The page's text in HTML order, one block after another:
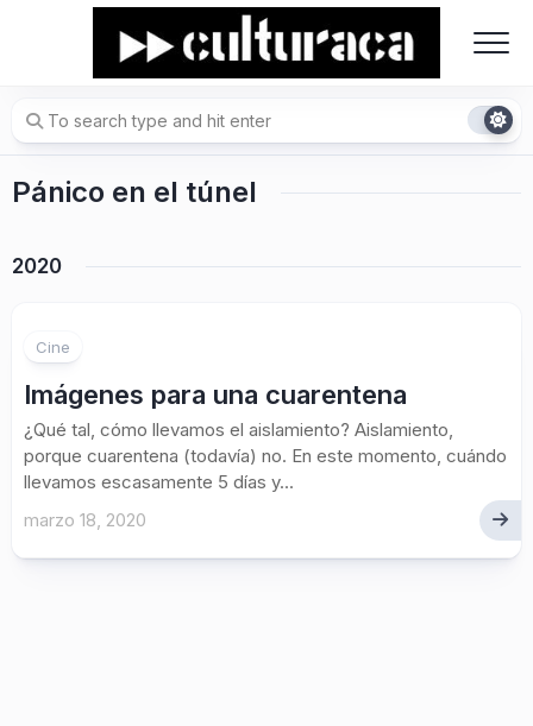
Pánico en el túnel
2020
Cine
Imágenes para una cuarentena
¿Qué tal, cómo llevamos el aislamiento? Aislamiento,
porque cuarentena (todavía) no. En este momento, cuándo
llevamos escasamente 5 días y...
marzo 18, 2020